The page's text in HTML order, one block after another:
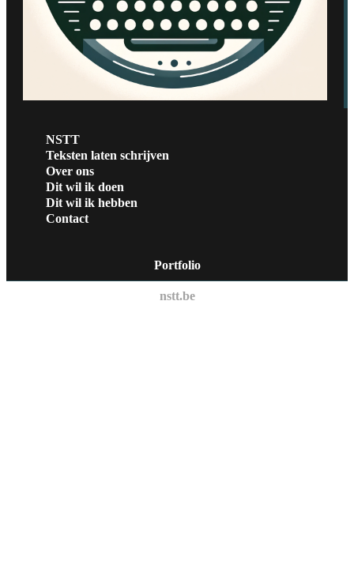
NSTT
Teksten laten schrijven
Over ons
Dit wil ik doen
Dit wil ik hebben
Contact
Portfolio
nstt.be